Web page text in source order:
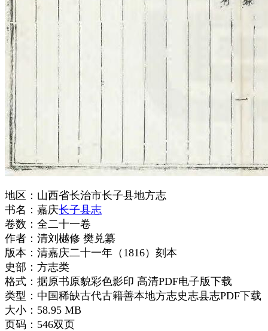
地区：山西省长治市长子县地方志
书名：嘉庆长子县志
卷数：全二十一卷
作者：清刘樾修 樊兑纂
版本：清嘉庆二十一年（1816）刻本
史部：方志类
格式：据原书原貌彩色影印 高清PDF电子版下载
类型：中国稀缺古代古籍善本地方志史志县志PDF下载
大小：58.95 MB
页码：546双页